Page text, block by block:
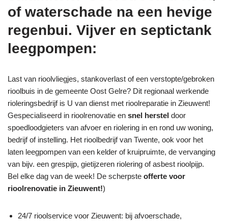
of waterschade na een hevige
regenbui. Vijver en septictank
leegpompen:
Last van rioolvliegjes, stankoverlast of een verstopte/gebroken
rioolbuis in de gemeente Oost Gelre? Dit regionaal werkende
rioleringsbedrijf is U van dienst met rioolreparatie in Zieuwent!
Gespecialiseerd in rioolrenovatie en snel herstel door
spoedloodgieters van afvoer en riolering in en rond uw woning,
bedrijf of instelling. Het rioolbedrijf van Twente, ook voor het
laten leegpompen van een kelder of kruipruimte, de vervanging
van bijv. een grespijp, gietijzeren riolering of asbest rioolpijp.
Bel elke dag van de week! De scherpste offerte voor
rioolrenovatie in Zieuwent!)
24/7 rioolservice voor Zieuwent: bij afvoerschade,